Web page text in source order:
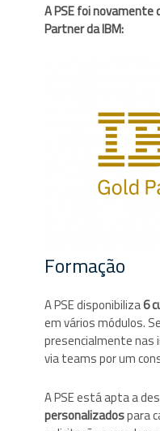
A PSE foi novamente
Partner da IBM:
Formação
A PSE disponibiliza6
em vários módulos.
presencialmente nas
via teams por um
A PSE está apta a
personalizadospara